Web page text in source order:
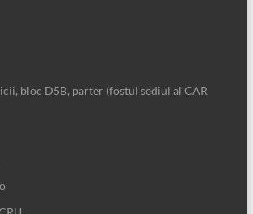
bloc D5B, parter (fostul sediul al CAR